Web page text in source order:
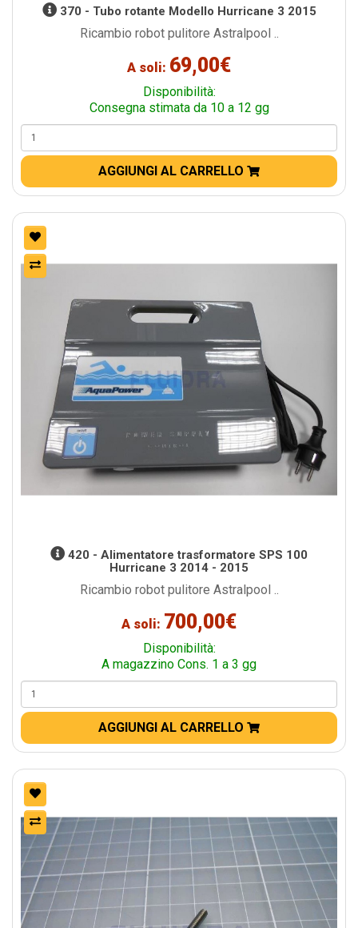
370 - Tubo rotante Modello Hurricane 3 2015
Ricambio robot pulitore Astralpool ..
A soli: 69,00€
Disponibilità:
Consegna stimata da 10 a 12 gg
AGGIUNGI AL CARRELLO
420 - Alimentatore trasformatore SPS 100
Hurricane 3 2014 - 2015
Ricambio robot pulitore Astralpool ..
A soli: 700,00€
Disponibilità:
A magazzino Cons. 1 a 3 gg
AGGIUNGI AL CARRELLO